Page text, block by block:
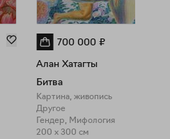
700 000 ₽
Алан Хатагты
Битва
Картина, живопись
Другое
Гендер, Мифология
200 x 300 см